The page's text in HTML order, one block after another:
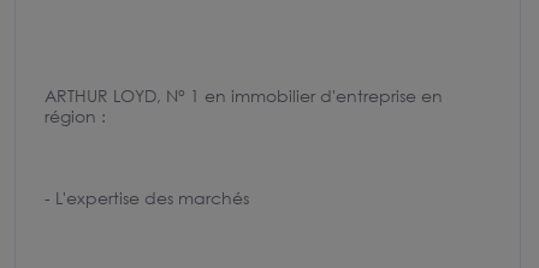
ARTHUR LOYD, N° 1 en immobilier d'entreprise en
région :
- L'expertise des marchés